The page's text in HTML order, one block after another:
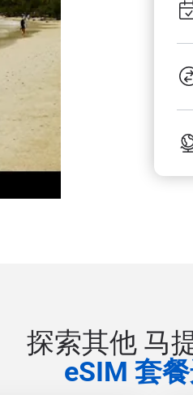
探索其他 马
eSIM 套